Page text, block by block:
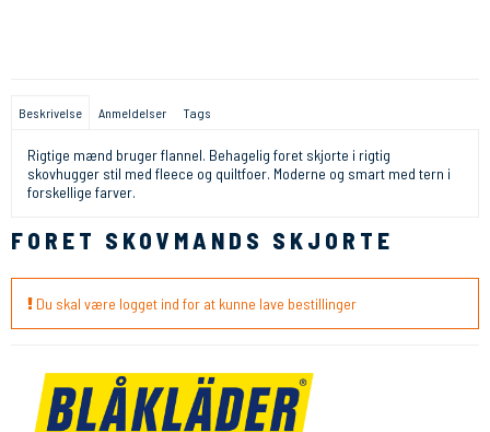
Beskrivelse Anmeldelser Tags
Rigtige mænd bruger flannel. Behagelig foret skjorte i rigtig
skovhugger stil med fleece og quiltfoer. Moderne og smart med tern i
forskellige farver.
FORET SKOVMANDS SKJORTE
Du skal være logget ind for at kunne lave bestillinger